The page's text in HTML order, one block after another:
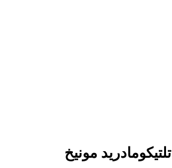
اتلتیکومادرید مونیخ